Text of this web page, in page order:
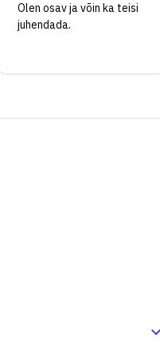
Olen osav ja võin ka teisi
juhendada.